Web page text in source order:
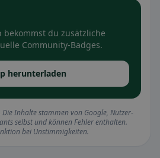
du zusätzliche
Community-Badges.
herunterladen
Inhalte stammen von Google, Nutzer-
selbst und können Fehler enthalten.
bei Unstimmigkeiten.